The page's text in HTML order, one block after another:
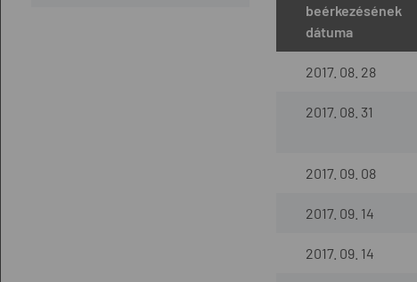
beérkezésének
dátuma
2017. 08. 28
2017. 08. 31
2017. 09. 08
2017. 09. 14
2017. 09. 14